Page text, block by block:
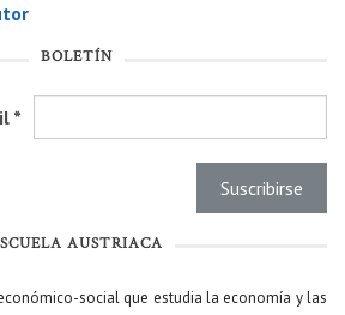
BOLETÍN
*
AUSTRIACA
social que estudia la economía y las